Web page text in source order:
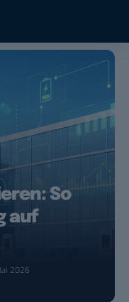
So
auf
2026